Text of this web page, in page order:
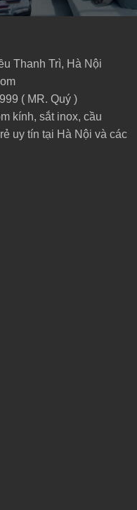
Thanh Trì, Hà Nội
( MR. Quý )
kính, sắt inox, cầu
uy tín tại Hà Nội và các